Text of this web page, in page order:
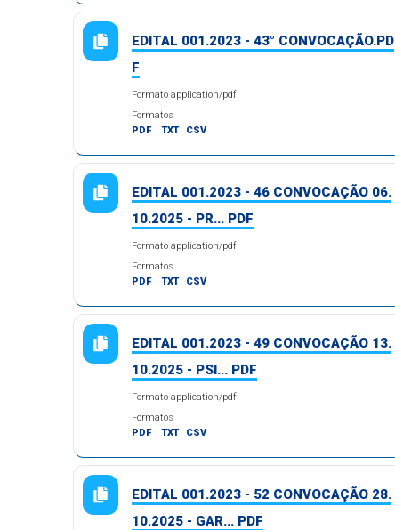
EDITAL 001.2023 - 43° CONVOCAÇÃO.PD
F
Formato application/pdf
Formatos
PDF
TXT CSV
EDITAL 001.2023 - 46 CONVOCAÇÃO 06.
10.2025 - PR... PDF
Formato application/pdf
Formatos
PDF
TXT CSV
EDITAL 001.2023 - 49 CONVOCAÇÃO 13.
10.2025 - PSI... PDF
Formato application/pdf
Formatos
PDF
TXT CSV
EDITAL 001.2023 - 52 CONVOCAÇÃO 28.
10.2025 - GAR... PDF